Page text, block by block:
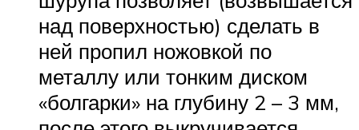
над поверхностью) сделать в
ней пропил ножовкой по
металлу или тонким диском
«болгарки» на глубину 2 – 3 мм,